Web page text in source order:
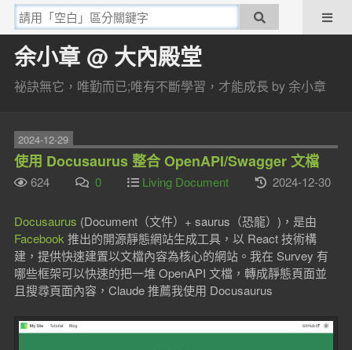
余小章 @ 大內殿堂
祕訣無它，唯勤而已;唯有不斷學習，才能成長 by 余小章
2024-12-29
使用 Docusaurus 整合 OpenAPI/Swagger 文檔
624 0 Living Document 2024-12-30
Docusaurus (Document（文件）+ saurus（恐龍）)，是由
Facebook 推出的開源靜態網站生成工具，以 React 技術構
建，提供快速建置以文檔內容為核心的網站。我在 Survey 有
哪些框架可以快速的把一堆 OpenAPI 文檔，轉成靜態頁面並
且搜尋頁面內容，Claude 推薦我使用 Docusaurus